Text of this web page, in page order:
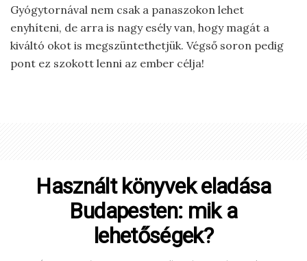
Gyógytornával nem csak a panaszokon lehet
enyhíteni, de arra is nagy esély van, hogy magát a
kiváltó okot is megszüntethetjük. Végső soron pedig
pont ez szokott lenni az ember célja!
Használt könyvek eladása
Budapesten: mik a
lehetőségek?